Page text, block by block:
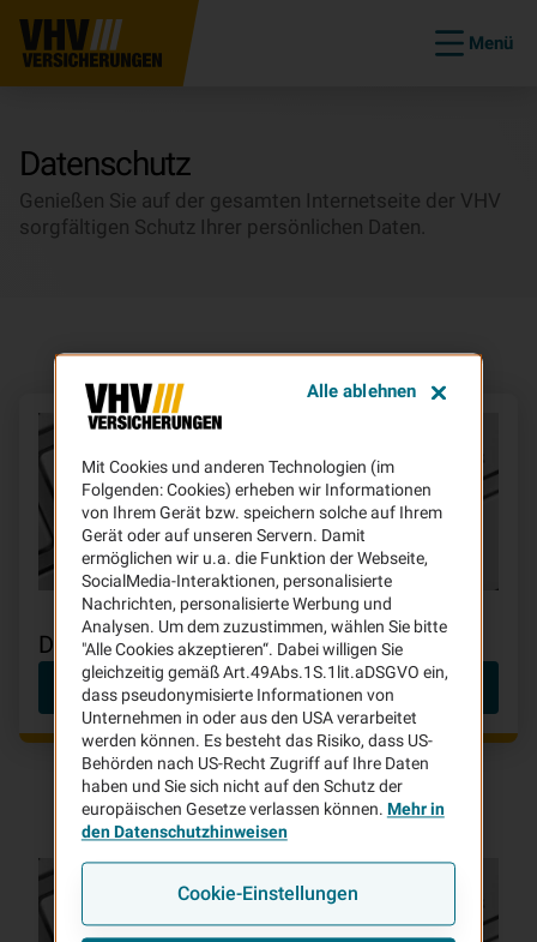
Menü
Datenschutz
Genießen Sie auf der gesamten Internetseite der VHV
sorgfältigen Schutz Ihrer persönlichen Daten.
Datenschutzhinweise
Datenschutzhinweise
Mit Cookies und anderen Technologien (im
Folgenden: Cookies) erheben wir Informationen
von Ihrem Gerät bzw. speichern solche auf Ihrem
Gerät oder auf unseren Servern. Damit
ermöglichen wir u.a. die Funktion der Webseite,
SocialMedia-Interaktionen, personalisierte
Nachrichten, personalisierte Werbung und
Analysen. Um dem zuzustimmen, wählen Sie bitte
"Alle Cookies akzeptieren“. Dabei willigen Sie
gleichzeitig gemäß Art.49Abs.1S.1lit.aDSGVO ein,
dass pseudonymisierte Informationen von
Unternehmen in oder aus den USA verarbeitet
werden können. Es besteht das Risiko, dass US-
Behörden nach US-Recht Zugriff auf Ihre Daten
haben und Sie sich nicht auf den Schutz der
europäischen Gesetze verlassen können. Mehr in
den Datenschutzhinweisen
Cookie-Einstellungen
Alle ablehnen